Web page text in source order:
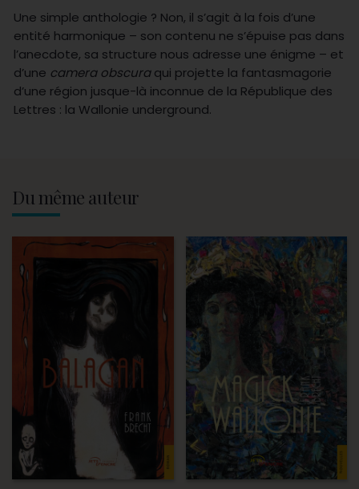
Une simple anthologie ? Non, il s’agit à la fois d’une
entité harmonique – son contenu ne s’épuise pas dans
l’anecdote, sa structure nous adresse une énigme – et
d’une camera obscuraqui projette la fantasmagorie
d’une région jusque-là inconnue de la République des
Lettres : la Wallonie underground.
Du même auteur